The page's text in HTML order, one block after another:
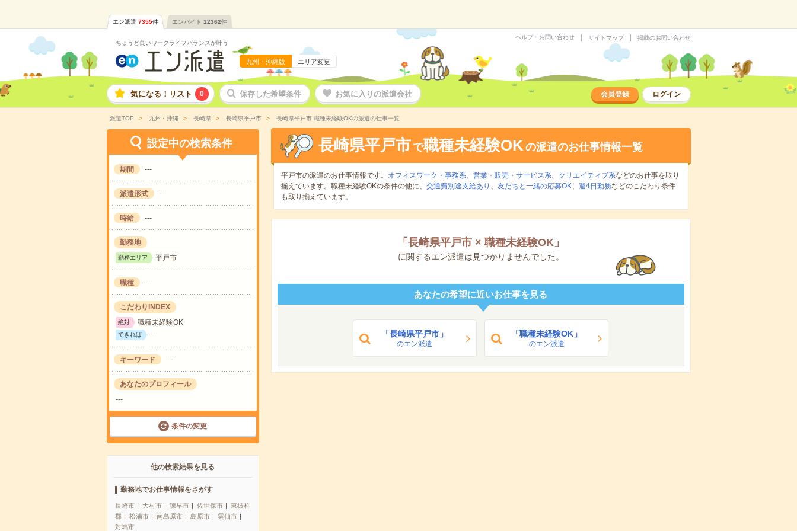
エン派遣 7355件 エンバイト 12362件
ちょうど良いワークライフバランスが叶う
九州・沖縄版 エリア変更
ヘルプ・お問い合わせ サイトマップ 掲載のお問い合わせ
気になる！リスト 0 保存した希望条件 お気に入りの派遣会社 会員登録 ログイン
派遣TOP 九州・沖縄 長崎県 長崎県平戸市 長崎県平戸市 職種未経験OKの派遣の仕事一覧
設定中の検索条件
期間 ---
派遣形式 ---
時給 ---
勤務地
勤務エリア 平戸市
職種 ---
こだわりINDEX
絶対 職種未経験OK
できれば ---
キーワード ---
あなたのプロフィール
---
条件の変更
他の検索結果を見る
勤務地でお仕事情報をさがす
長崎市 大村市 諫早市 佐世保市
東彼杵
郡
松浦市 南島原市 島原市
雲仙市
対馬市
長崎県平戸市 で職種未経験OKの派遣のお仕事情報一覧
平戸市の派遣のお仕事情報です。 オフィスワーク・事務系、 営業・販売・サービス系、 クリエイティブ系などのお仕事を取り
揃えています。職種未経験OKの条件の他に、 交通費別途支給あり 、 友だちと一緒の応募OK、 週4日勤務などのこだわり条件
も取り揃えています。
「 長崎県平戸市× 職種未経験OK」
に関するエン派遣は見つかりませんでした。
あなたの希望に近いお仕事を見る
「長崎県平戸市」
のエン派遣
「職種未経験OK」
のエン派遣